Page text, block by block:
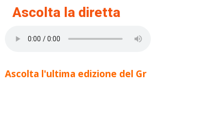
Ascolta la diretta
Ascolta l'ultima edizione del Gr